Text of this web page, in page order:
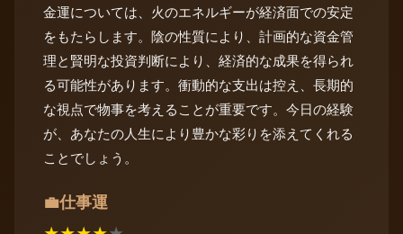
金運については、火のエネルギーが経済面での安定
をもたらします。陰の性質により、計画的な資金管
理と賢明な投資判断により、経済的な成果を得られ
る可能性があります。衝動的な支出は控え、長期的
な視点で物事を考えることが重要です。今日の経験
が、あなたの人生により豊かな彩りを添えてくれる
ことでしょう。
💼仕事運